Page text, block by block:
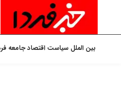
بین الملل سیاست اقتصادجامعه